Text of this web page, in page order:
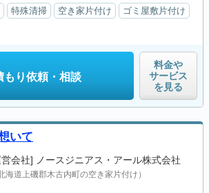
特殊清掃 空き家片付け
ゴミ屋敷片付け
もり依頼・相談
料金や
サービス
を見る
いて
会社] ノースジニアス・アール株式会社
北海道上磯郡木古内町の空き家片付け）